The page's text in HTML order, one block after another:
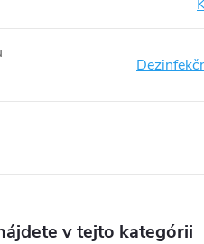
v tejto kategórii